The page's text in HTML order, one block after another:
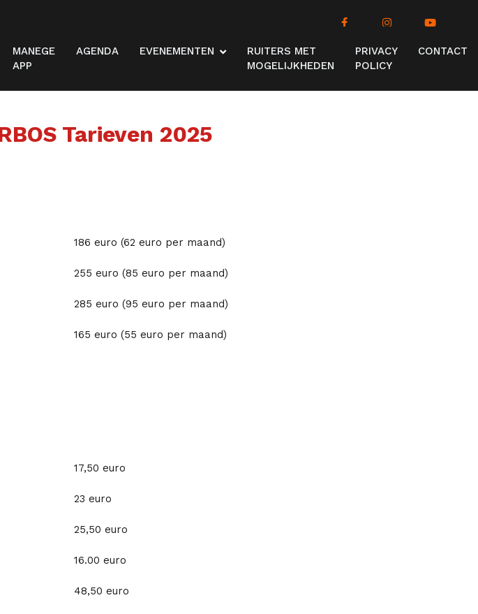
MANEGE
APP
AGENDA EVENEMENTEN
RUITERS MET
MOGELIJKHEDEN
PRIVACY
POLICY
CONTACT
Tarieven 2025
186 euro (62 euro per maand)
255 euro (85 euro per maand)
285 euro (95 euro per maand)
165 euro (55 euro per maand)
17,50 euro
23 euro
25,50 euro
16.00 euro
48,50 euro